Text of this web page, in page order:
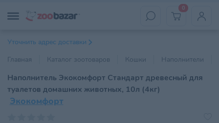
0
Уточнить адрес доставки
Главная
Каталог зоотоваров Кошки Наполнители
Наполнитель Экокомфорт Стандарт древесный для
туалетов домашних животных, 10л (4кг)
Экокомфорт